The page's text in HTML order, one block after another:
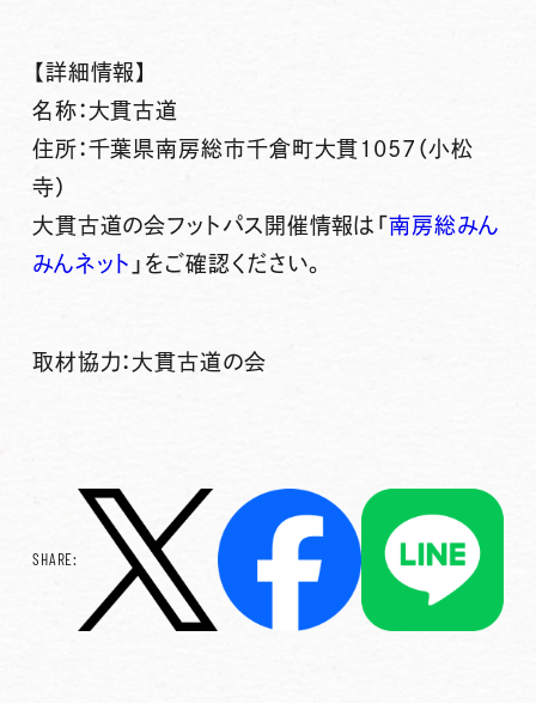
【詳細情報】
名称：大貫古道
住所：千葉県南房総市千倉町大貫1057（小松
寺）
大貫古道の会フットパス開催情報は「南房総みん
みんネット 」をご確認ください。
取材協力：大貫古道の会
SHARE: